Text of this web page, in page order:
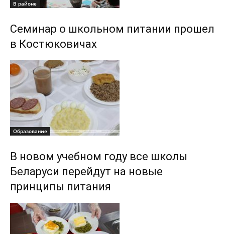
В районе
Семинар о школьном питании прошел
в Костюковичах
Образование
В новом учебном году все школы
Беларуси перейдут на новые
принципы питания